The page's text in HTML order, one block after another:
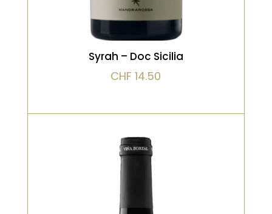
Syrah – Doc Sicilia
CHF 14.50